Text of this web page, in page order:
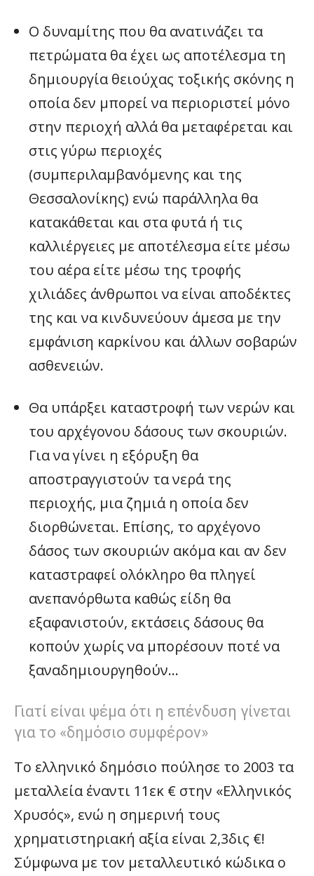
Ο δυναμίτης που θα ανατινάζει τα
πετρώματα θα έχει ως αποτέλεσμα τη
δημιουργία θειούχας τοξικής σκόνης η
οποία δεν μπορεί να περιοριστεί μόνο
στην περιοχή αλλά θα μεταφέρεται και
στις γύρω περιοχές
(συμπεριλαμβανόμενης και της
Θεσσαλονίκης) ενώ παράλληλα θα
κατακάθεται και στα φυτά ή τις
καλλιέργειες με αποτέλεσμα είτε μέσω
του αέρα είτε μέσω της τροφής
χιλιάδες άνθρωποι να είναι αποδέκτες
της και να κινδυνεύουν άμεσα με την
εμφάνιση καρκίνου και άλλων σοβαρών
ασθενειών.
Θα υπάρξει καταστροφή των νερών και
του αρχέγονου δάσους των σκουριών.
Για να γίνει η εξόρυξη θα
αποστραγγιστούν τα νερά της
περιοχής, μια ζημιά η οποία δεν
διορθώνεται. Επίσης, το αρχέγονο
δάσος των σκουριών ακόμα και αν δεν
καταστραφεί ολόκληρο θα πληγεί
ανεπανόρθωτα καθώς είδη θα
εξαφανιστούν, εκτάσεις δάσους θα
κοπούν χωρίς να μπορέσουν ποτέ να
ξαναδημιουργηθούν…
Γιατί είναι ψέμα ότι η επένδυση γίνεται
για το «δημόσιο συμφέρον»
Το ελληνικό δημόσιο πούλησε το 2003 τα
μεταλλεία έναντι 11εκ € στην «Ελληνικός
Χρυσός», ενώ η σημερινή τους
χρηματιστηριακή αξία είναι 2,3δις €!
Σύμφωνα με τον μεταλλευτικό κώδικα ο